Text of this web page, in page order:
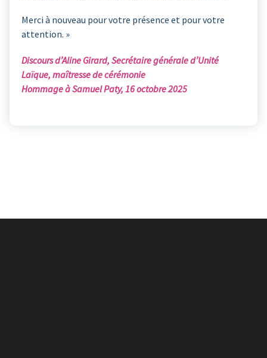
Merci à nouveau pour votre présence et pour votre
attention. »
Discours d’Aline Girard, Secrétaire générale d’Unité
Laïque, maîtresse de cérémonie
Hommage à Samuel Paty, 16 octobre 2025